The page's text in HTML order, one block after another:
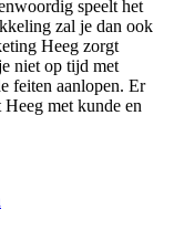
speelt het
zal je dan ook
Heeg zorgt
niet op tijd met
feiten aanlopen. Er
met kunde en